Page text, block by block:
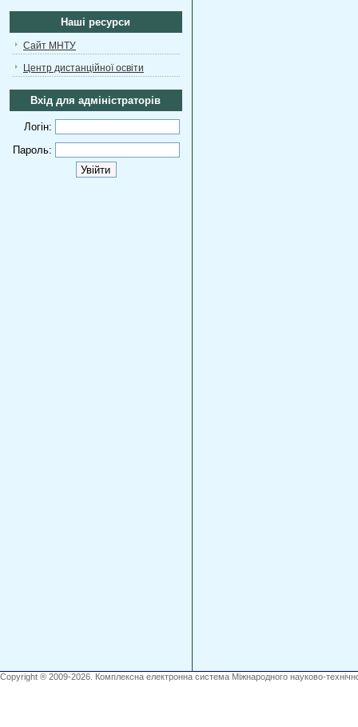
Наші ресурси
Сайт МНТУ
Центр дистанційної освіти
Вхід для адміністраторів
Логін:
Пароль:
Copyright ® 2009-2026. Комплексна електронна система Міжнародного науково-